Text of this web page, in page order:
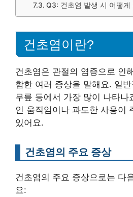
Q3: 건초염 발생 시 어떻게
건초염이란?
건초염은 관절의 염증으로 인
함한 여러 증상을 말해요. 일
무릎 등에서 가장 많이 나타나
인 움직임이나 과도한 사용이
있어요.
건초염의 주요 증상
건초염의 주요 증상으로는 다
요: